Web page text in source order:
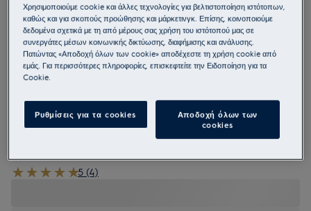
Πατήστε για μεγέθυνση
E9OOPT01
Διάτρητο ταψί ψησίματος
5 (4)
Χρησιμοποιούμε cookie και άλλες τεχνολογίες για βελτιστοποίηση ιστότοπων,
καθώς και για σκοπούς προώθησης και μάρκετινγκ. Επίσης, κοινοποιούμε
δεδομένα σχετικά με τη από μέρους σας χρήση του ιστότοπού μας σε
συνεργάτες μέσων κοινωνικής δικτύωσης, διαφήμισης και ανάλυσης.
Πατώντας «Αποδοχή όλων των cookie» αποδέχεστε τη χρήση cookie από
εμάς. Για περισσότερες πληροφορίες, επισκεφτείτε την Ειδοποίηση για τα
Cookie.
Ρυθμίσεις για τα cookies
Αποδοχή όλων των
cookies